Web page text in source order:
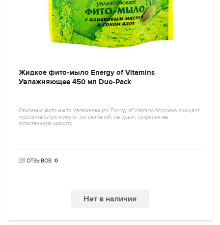
Жидкое фито-мыло Energy of Vitamins
Увлажняющее 450 мл Duo-Pack
Описание Фито-мыло Увлажняющее Energy of Vitamins бережно очищает
чувствительную кожу от загрязнений, не сушит, сохраняя ее
естественную красоту
ОТЗЫВОВ: 0
Нет в наличии